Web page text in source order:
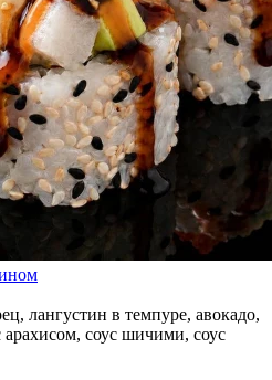
лангустин в темпуре, авокадо,
соус шичими, соус